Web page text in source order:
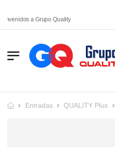
a Grupo Quality
Entradas QUALITY Plus